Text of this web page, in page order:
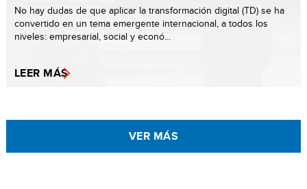
No hay dudas de que aplicar la transformación digital (TD) se ha
convertido en un tema emergente internacional, a todos los
niveles: empresarial, social y econó...
LEER MÁS
VER MÁS